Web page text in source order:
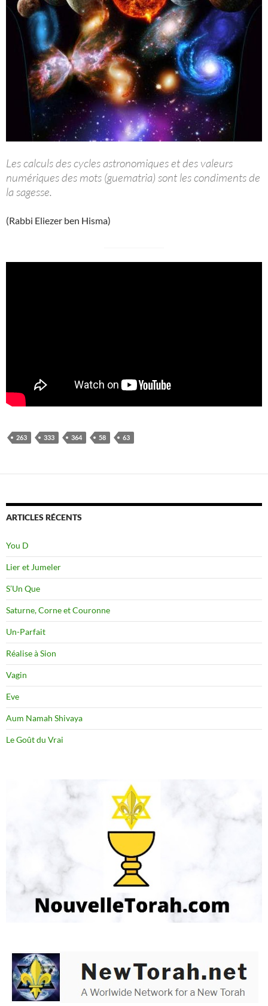
Les calculs des cycles astronomiques et des valeurs
numériques des mots (guematria) sont les condiments de
la sagesse.
(Rabbi Eliezer ben Hisma)
263 333 364 58 63
ARTICLES RÉCENTS
You D
Lier et Jumeler
S’Un Que
Saturne, Corne et Couronne
Un-Parfait
Réalise à Sion
Vagin
Eve
Aum Namah Shivaya
Le Goût du Vrai